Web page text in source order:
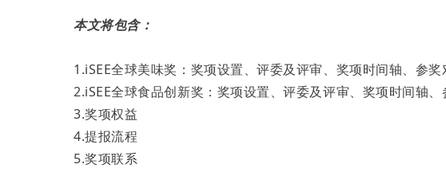
本文将包含：
1.iSEE全球美味奖：奖项设置、评委及评审、奖项时间轴、参奖
2.iSEE全球食品创新奖：奖项设置、评委及评审、奖项时间轴、
3.奖项权益
4.提报流程
5.奖项联系